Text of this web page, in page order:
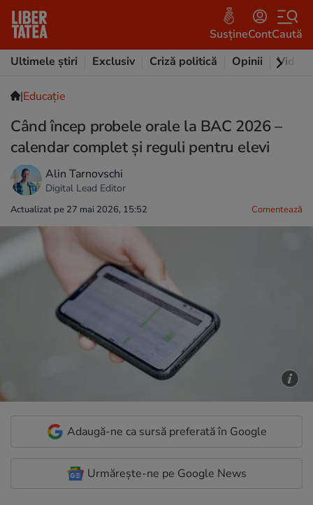
SusțineContCaută
Ultimele știri
Exclusiv Criză politică Opinii Video
|Educație
Când încep probele orale la BAC 2026 –
calendar complet și reguli pentru elevi
Alin Tarnovschi
Digital Lead Editor
Actualizat pe 27 mai 2026, 15:52 Comentează
Adaugă-ne ca sursă preferată în Google
Urmărește-ne pe Google News